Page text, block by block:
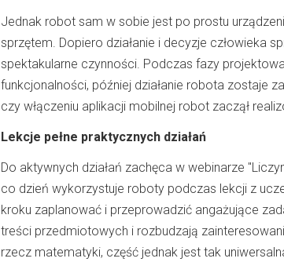
Jednak robot sam w sobie jest po prostu
sprzętem. Dopiero działanie i decyzje człowieka
spektakularne czynności. Podczas fazy
funkcjonalności, później działanie robota zostaje
czy włączeniu aplikacji mobilnej robot zaczął
Lekcje pełne praktycznych działań
Do aktywnych działań zachęca w webinarze
co dzień wykorzystuje roboty podczas lekcji z
kroku zaplanować i przeprowadzić angażujące
treści przedmiotowych i rozbudzają
rzecz matematyki, część jednak jest tak